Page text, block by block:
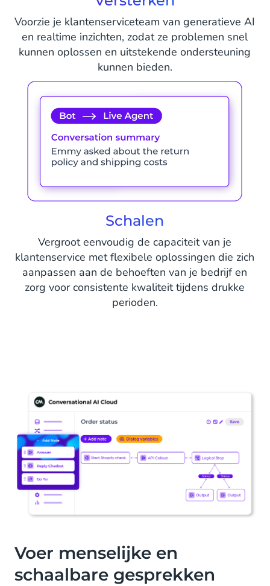
Voorzie je klantenserviceteam van generatieve AI
en realtime inzichten, zodat ze problemen snel
kunnen oplossen en uitstekende ondersteuning
kunnen bieden.
Schalen
Vergroot eenvoudig de capaciteit van je
klantenservice met flexibele oplossingen die zich
aanpassen aan de behoeften van je bedrijf en
zorg voor consistente kwaliteit tijdens drukke
perioden.
Voer menselijke en
schaalbare gesprekken